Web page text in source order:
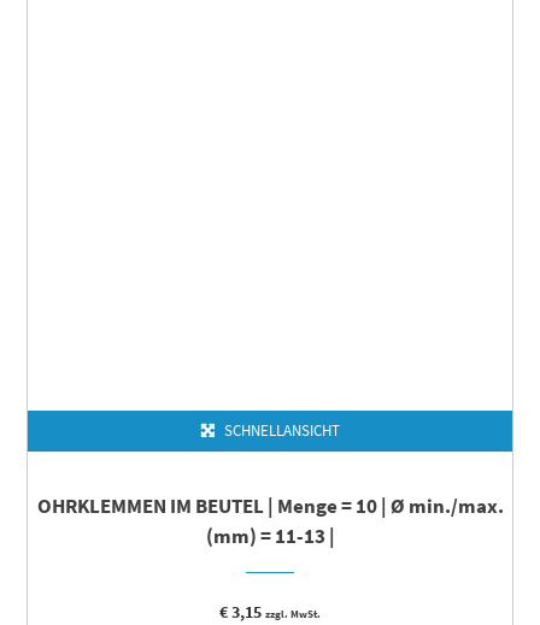
SCHNELLANSICHT
OHRKLEMMEN IM BEUTEL | Menge = 10 | Ø min./max.
(mm) = 11-13 |
€3,15 zzgl. MwSt.